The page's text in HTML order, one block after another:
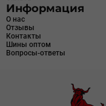
Информация
О нас
Отзывы
Контакты
Шины оптом
Вопросы-ответы